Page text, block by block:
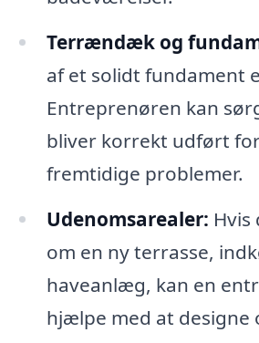
Terrændæk og
af et solidt fundament
Entreprenøren kan
bliver korrekt udført
fremtidige problemer.
Udenomsarealer:
om en ny terrasse,
haveanlæg, kan en
hjælpe med at designe